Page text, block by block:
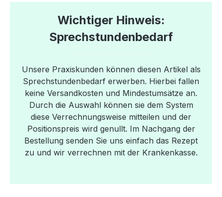
Wichtiger Hinweis:
Sprechstundenbedarf
Unsere Praxiskunden können diesen Artikel als
Sprechstundenbedarf erwerben. Hierbei fallen
keine Versandkosten und Mindestumsätze an.
Durch die Auswahl können sie dem System
diese Verrechnungsweise mitteilen und der
Positionspreis wird genullt. Im Nachgang der
Bestellung senden Sie uns einfach das Rezept
zu und wir verrechnen mit der Krankenkasse.